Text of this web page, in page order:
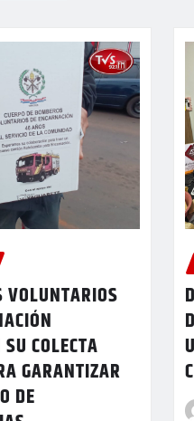
VOLUNTARIOS
COLECTA
GARANTIZAR
DE